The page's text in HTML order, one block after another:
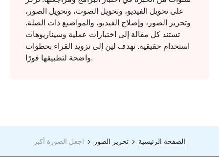
على تحويل الفيديو، وتحويل الصوت، وتحويل الصور،
وتحرير الصور، وإصلاح الفيديو، والمواضيع ذات الصلة.
تستند كل مقالة إلى اختبارات عملية وسيناريوهات
استخدام حقيقية. تهدف لين إلى تزويد القراء بخطوات
واضحة لتطبيقها فورًا.
الصفحة الرئيسية تحرير الصور اجعل الصورة أكبر